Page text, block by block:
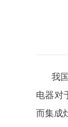
我国
电器对
而集成